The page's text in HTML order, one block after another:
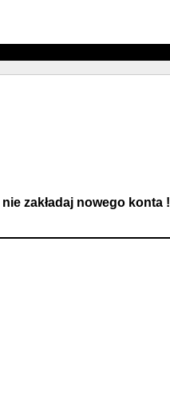
nie zakładaj nowego konta !